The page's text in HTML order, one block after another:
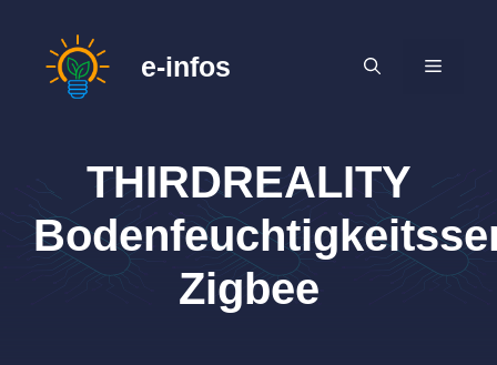
springen
e-infos MENÜ
THIRDREALITY
Zigbee